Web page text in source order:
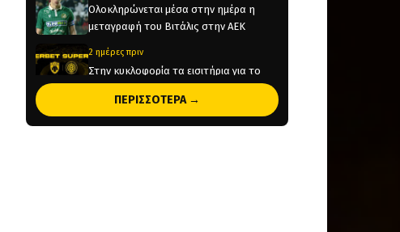
Ολοκληρώνεται μέσα στην ημέρα η
μεταγραφή του Βιτάλις στην ΑΕΚ
2 ημέρες πριν
Στην κυκλοφορία τα εισιτήρια για το
ΠΕΡΙΣΣΟΤΕΡΑ →